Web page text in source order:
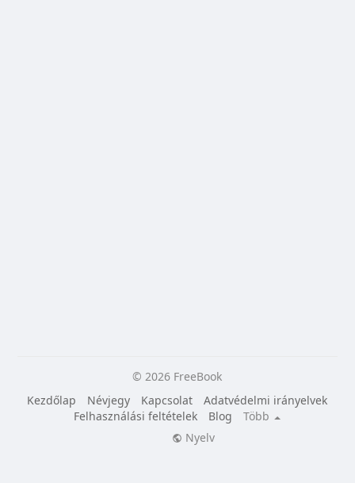
© 2026 FreeBook
Kezdőlap
Névjegy Kapcsolat
Adatvédelmi irányelvek
Felhasználási feltételek
Blog
Több
Nyelv